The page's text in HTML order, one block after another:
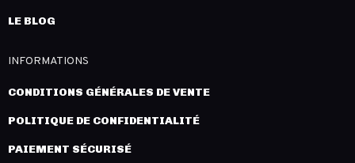
LE BLOG
INFORMATIONS
CONDITIONS GÉNÉRALES DE VENTE
POLITIQUE DE CONFIDENTIALITÉ
PAIEMENT SÉCURISÉ